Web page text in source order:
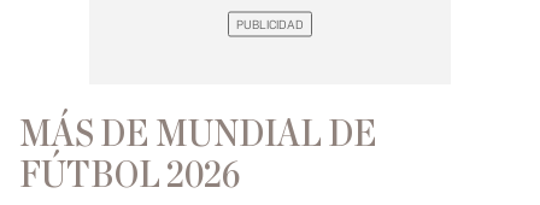
MÁS DE MUNDIAL DE
FÚTBOL 2026